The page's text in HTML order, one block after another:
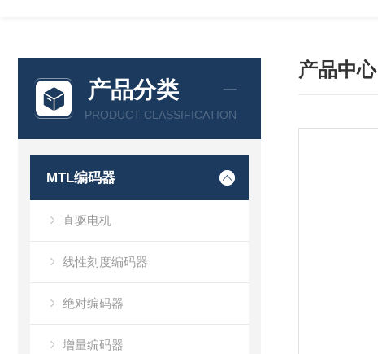
产品分类
PRODUCT CLASSIFICATION
MTL编码器
直驱电机
线性刻度编码器
绝对编码器
增量编码器
产品中心